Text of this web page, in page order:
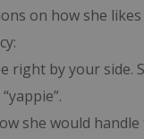
on how she
right by your
she would